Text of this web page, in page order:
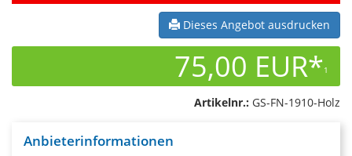
Dieses Angebot ausdrucken
75,00 EUR*1
Artikelnr.: GS-FN-1910-Holz
Anbieterinformationen